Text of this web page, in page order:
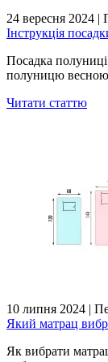
24 вересня 2024 |
Інструкція
Посадка
полуницю
Читати статтю
10 липня 2024 |
Який матрац
Як вибрати